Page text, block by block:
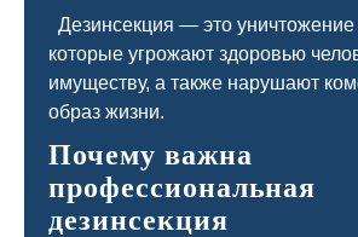
Дезинсекция — это
которые угрожают здоровью
имуществу, а также нарушают
образ жизни.
Почему важна
профессиональная
дезинсекция